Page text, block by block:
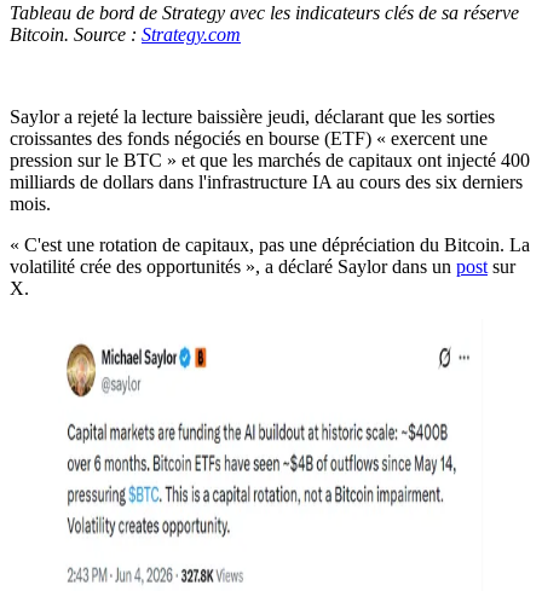
Tableau de bord de Strategy avec les indicateurs clés de sa réserve
Bitcoin. Source : Strategy.com
Saylor a rejeté la lecture baissière jeudi, déclarant que les sorties
croissantes des fonds négociés en bourse (ETF) « exercent une
pression sur le BTC » et que les marchés de capitaux ont injecté 400
milliards de dollars dans l'infrastructure IA au cours des six derniers
mois.
« C'est une rotation de capitaux, pas une dépréciation du Bitcoin. La
volatilité crée des opportunités », a déclaré Saylor dans un post sur
X.